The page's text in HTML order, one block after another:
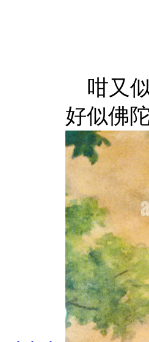
咁又似
好似佛